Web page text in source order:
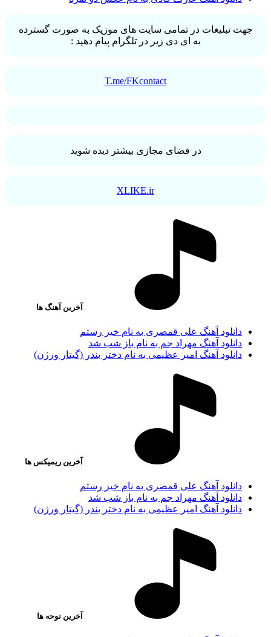
جهت تبلیغات در تمامی سایت های موزیک به صورت گسترده
به ای دی زیر در تلگرام پیام دهید :
T.me/FKcontact
در فضای مجازی بیشتر دیده شوید
XLIKE.ir
آخرین آهنگ ها
دانلود آهنگ علی قمصری به نام خیز رستم
دانلود آهنگ مهراد جم به نام باز شب شد
دانلود آهنگ امیر عظیمی به نام دختر بندر (گیتار ورژن)
آخرین ریمیکس ها
دانلود آهنگ علی قمصری به نام خیز رستم
دانلود آهنگ مهراد جم به نام باز شب شد
دانلود آهنگ امیر عظیمی به نام دختر بندر (گیتار ورژن)
آخرین نوحه ها